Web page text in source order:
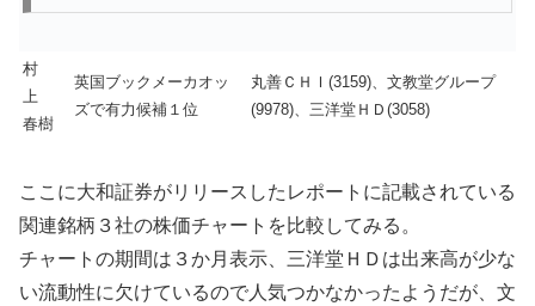
村
上
春樹
英国ブックメーカオッ
ズで有力候補１位
丸善ＣＨＩ(3159)、文教堂グループ
(9978)、三洋堂ＨＤ(3058)
ここに大和証券がリリースしたレポートに記載されている
関連銘柄３社の株価チャートを比較してみる。
チャートの期間は３か月表示、三洋堂ＨＤは出来高が少な
い流動性に欠けているので人気つかなかったようだが、文